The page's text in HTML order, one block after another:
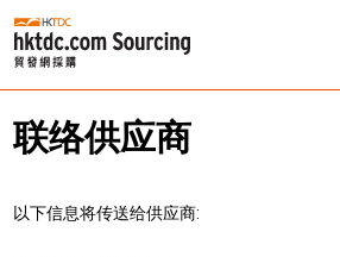
联络供应商
以下信息将传送给供应商: